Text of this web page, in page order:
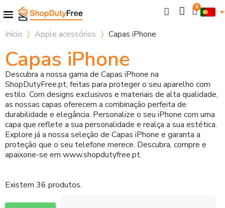
Início Apple acessórios Capas iPhone
Capas iPhone
Descubra a nossa gama de Capas iPhone na
ShopDutyFree.pt, feitas para proteger o seu aparelho com
estilo. Com designs exclusivos e materiais de alta qualidade,
as nossas capas oferecem a combinação perfeita de
durabilidade e elegância. Personalize o seu iPhone com uma
capa que reflete a sua personalidade e realça a sua estética.
Explore já a nossa seleção de Capas iPhone e garanta a
proteção que o seu telefone merece. Descubra, compre e
apaixone-se em www.shopdutyfree.pt.
Existem 36 produtos.